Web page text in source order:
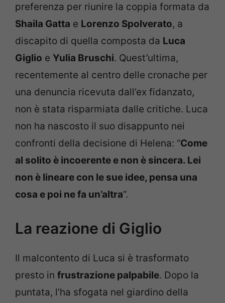
preferenza per riunire la coppia formata da
Shaila Gatta e Lorenzo Spolverato, a
discapito di quella composta da Luca
Giglio e Yulia Bruschi. Quest’ultima,
recentemente al centro delle cronache per
una denuncia ricevuta dall’ex fidanzato,
non è stata risparmiata dalle critiche. Luca
non ha nascosto il suo disappunto nei
confronti della decisione di Helena: “Come
al solito è incoerente e non è sincera. Lei
non è lineare con le sue idee, pensa una
cosa e poi ne fa un’altra“.
La reazione di Giglio
Il malcontento di Luca si è trasformato
presto in frustrazione palpabile. Dopo la
puntata, l’ha sfogata nel giardino della